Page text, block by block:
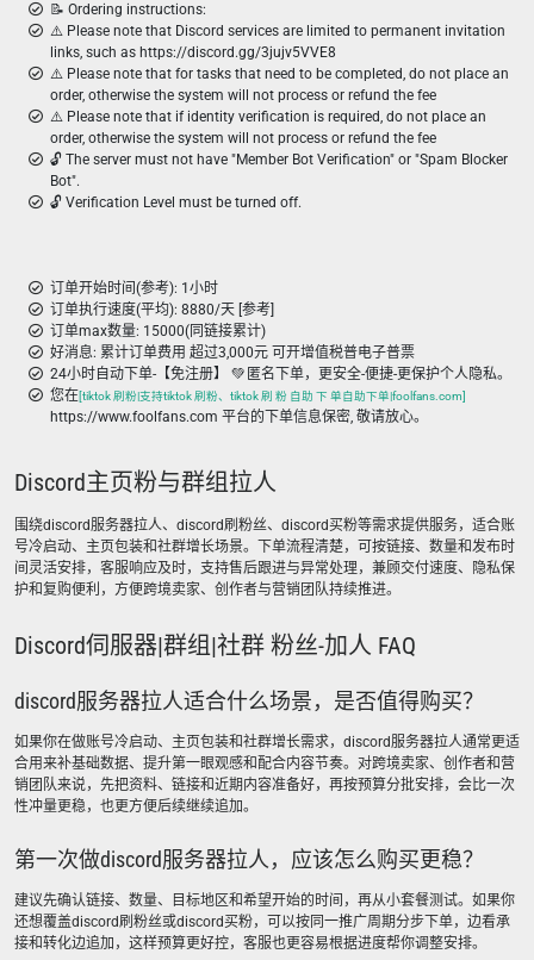
📝 Ordering instructions:
⚠️ Please note that Discord services are limited to permanent invitation
links, such as https://discord.gg/3jujv5VVE8
⚠️ Please note that for tasks that need to be completed, do not place an
order, otherwise the system will not process or refund the fee
⚠️ Please note that if identity verification is required, do not place an
order, otherwise the system will not process or refund the fee
🔓 The server must not have "Member Bot Verification" or "Spam Blocker
Bot".
🔓 Verification Level must be turned off.
订单开始时间(参考): 1小时
订单执行速度(平均): 8880/天 [参考]
订单max数量: 15000(同链接累计)
好消息: 累计订单费用 超过3,000元 可开增值税普电子普票
24小时自动下单-【免注册】 💚 匿名下单，更安全-便捷-更保护个人隐私。
您在[tiktok 刷粉|支持tiktok 刷粉、tiktok 刷 粉 自助 下 单自助下单|foolfans.com]
https://www.foolfans.com 平台的下单信息保密, 敬请放心。
Discord主页粉与群组拉人
围绕discord服务器拉人、discord刷粉丝、discord买粉等需求提供服务，适合账
号冷启动、主页包装和社群增长场景。下单流程清楚，可按链接、数量和发布时
间灵活安排，客服响应及时，支持售后跟进与异常处理，兼顾交付速度、隐私保
护和复购便利，方便跨境卖家、创作者与营销团队持续推进。
Discord伺服器|群组|社群 粉丝-加人 FAQ
discord服务器拉人适合什么场景，是否值得购买？
如果你在做账号冷启动、主页包装和社群增长需求，discord服务器拉人通常更适
合用来补基础数据、提升第一眼观感和配合内容节奏。对跨境卖家、创作者和营
销团队来说，先把资料、链接和近期内容准备好，再按预算分批安排，会比一次
性冲量更稳，也更方便后续继续追加。
第一次做discord服务器拉人，应该怎么购买更稳？
建议先确认链接、数量、目标地区和希望开始的时间，再从小套餐测试。如果你
还想覆盖discord刷粉丝或discord买粉，可以按同一推广周期分步下单，边看承
接和转化边追加，这样预算更好控，客服也更容易根据进度帮你调整安排。